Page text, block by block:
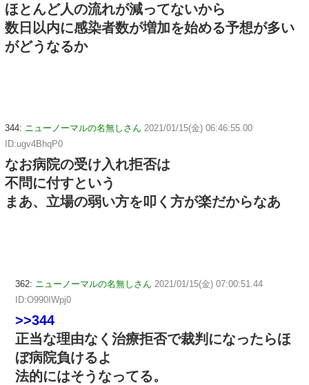
ほとんど人の流れが減ってないから
数日以内に感染者数が増加を始める予想が多い
がどうなるか
344: ニューノーマルの名無しさん 2021/01/15(金) 06:46:55.00
ID:ugv4BhqP0
なお病院の受け入れ拒否は
不問に付すという
まあ、立場の弱い方を叩く方が楽だからなあ
362: ニューノーマルの名無しさん 2021/01/15(金) 07:00:51.44
ID:O990IWpj0
>>344
正当な理由なく治療拒否で裁判になったらほ
ぼ病院負けるよ
法的にはそうなってる。